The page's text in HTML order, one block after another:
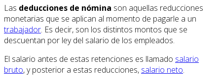
Las deducciones de nómina son aquellas reducciones
monetarias que se aplican al momento de pagarle a un
trabajador. Es decir, son los distintos montos que se
descuentan por ley del salario de los empleados.
El salario antes de estas retenciones es llamado salario
bruto, y posterior a estas reducciones, salario neto.